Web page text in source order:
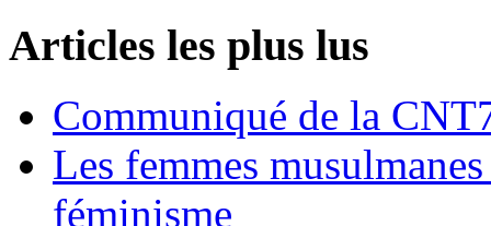
Articles les plus lus
Communiqué de la
Les femmes
féminisme